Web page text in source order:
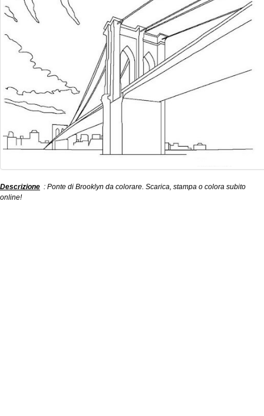
Descrizione : Ponte di Brooklyn da colorare. Scarica, stampa o colora subito
online!